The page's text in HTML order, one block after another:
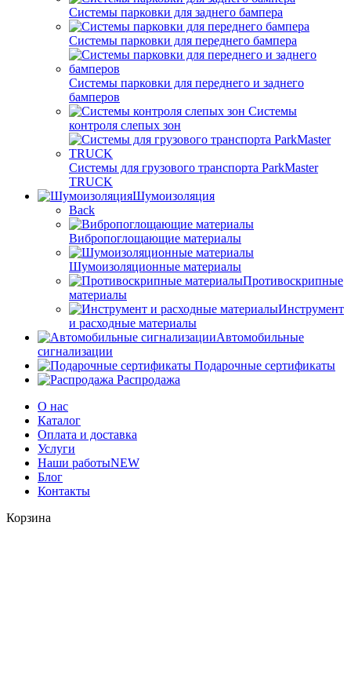
Системы парковки для заднего бампера
Системы парковки для переднего бампера
Системы парковки для переднего и заднего
бамперов
Системы
контроля слепых зон
Системы для грузового транспорта ParkMaster
TRUCK
Шумоизоляция
Back
Вибропоглощающие материалы
Шумоизоляционные материалы
Противоскрипные
материалы
Инструмент
и расходные материалы
Автомобильные
сигнализации
Подарочные сертификаты
Распродажа
О нас
Каталог
Оплата и доставка
Услуги
Наши работыNEW
Блог
Контакты
Корзина